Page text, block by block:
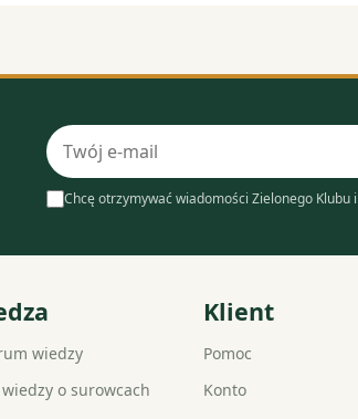
Adres
e-
mailChcę otrzymywać wiadomości Zielonego Klubu
wiedzy
wiedzy o surowcach
Klient
Pomoc
Konto